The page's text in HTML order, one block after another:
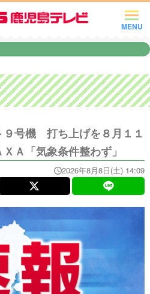
MENU
９号機 打ち上げを８月１１
Ａ「気象条件整わず」
2026年8月8日(土) 14:09